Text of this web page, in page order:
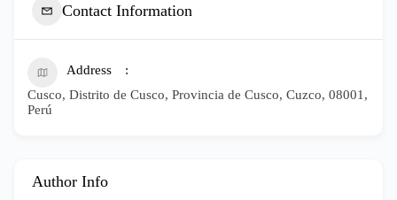
Contact Information
Address
Cusco, Distrito de Cusco, Provincia de Cusco, Cuzco, 08001,
Perú
Author Info